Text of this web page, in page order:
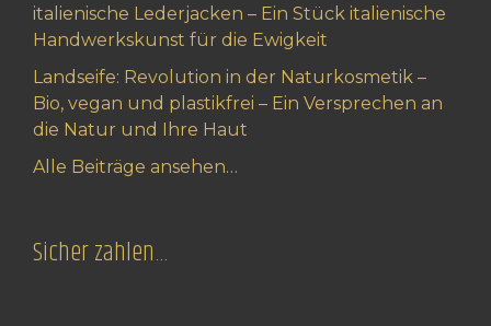
italienische Lederjacken – Ein Stück italienische
Handwerkskunst für die Ewigkeit
Landseife: Revolution in der Naturkosmetik –
Bio, vegan und plastikfrei – Ein Versprechen an
die Natur und Ihre Haut
Alle Beiträge ansehen…
Sicher zahlen…